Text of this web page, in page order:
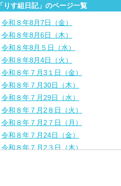
「りす組日記」のページ一覧
令和８年8月7日（金）
令和８年8月6日（木）
令和８年8月５日（水）
令和８年8月4日（火）
令和８年７月3１日（金）
令和８年７月30日（木）
令和８年７月29日（水）
令和８年７月2８日（火）
令和８年７月2７日（月）
令和８年７月24日（金）
令和８年７月2３日（木）